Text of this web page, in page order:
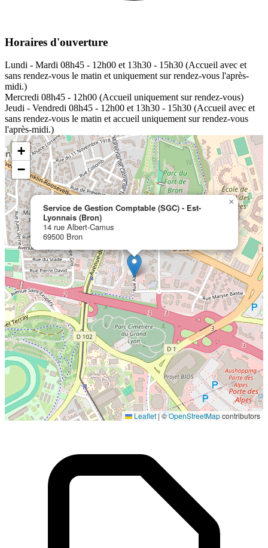
Horaires d'ouverture
Lundi - Mardi 08h45 - 12h00 et 13h30 - 15h30 (Accueil avec et
sans rendez-vous le matin et uniquement sur rendez-vous l'après-
midi.)
Mercredi 08h45 - 12h00 (Accueil uniquement sur rendez-vous)
Jeudi - Vendredi 08h45 - 12h00 et 13h30 - 15h30 (Accueil avec et
sans rendez-vous le matin et accueil uniquement sur rendez-vous
l'après-midi.)
Localisation en cours...
Service de Gestion Comptable (SGC) - Est-
Lyonnais (Bron)
14 rue Albert-Camus
69500 Bron
×
+
−
Leaflet | ©OpenStreetMapcontributors